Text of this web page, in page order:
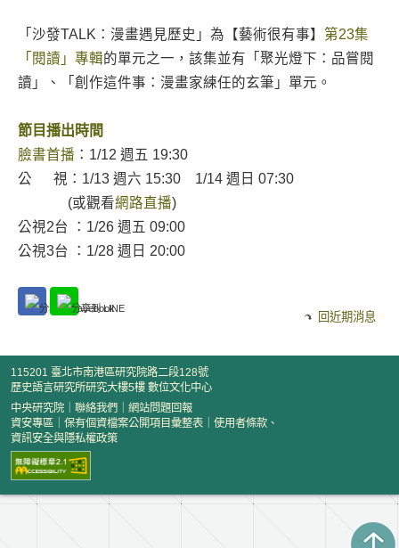
「沙發TALK：漫畫遇見歷史」為【藝術很有事】 第23集
「閱讀」專輯的單元之一，該集並有「聚光燈下：品嘗閱
讀」、「創作這件事：漫畫家練任的玄筆」單元。
節目播出時間
臉書首播 ：1/12 週五 19:30
公 視：1/13 週六 15:30 1/14 週日 07:30
(或觀看網路直播)
公視2台 ：1/26 週五 09:00
公視3台 ：1/28 週日 20:00
回近期消息
115201 臺北市南港區研究院路二段128號
歷史語言研究所研究大樓5樓 數位文化中心
中央研究院
聯絡我們
網站問題回報
資安專區
保有個資檔案公開項目彙整表
使用者條款、
資訊安全與隱私權政策